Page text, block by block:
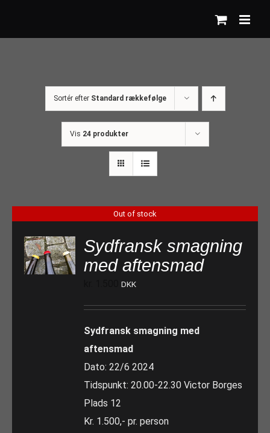
Sortér efter Standard rækkefølge
Vis 24 produkter
Out of stock
Sydfransk smagning
med aftensmad
DKK
Sydfransk smagning med
aftensmad
Dato: 22/6 2024
Tidspunkt: 20.00-22.30 Victor Borges
Plads 12
Kr. 1.500,- pr. person